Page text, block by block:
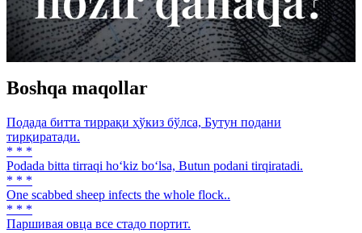
Boshqa maqollar
Подада битта тиррақи ҳўкиз бўлса, Бутун подани
тирқиратади.
* * *
Podada bitta tirraqi ho‘kiz bo‘lsa, Butun podani tirqiratadi.
* * *
One scabbed sheep infects the whole flock..
* * *
Паршивая овца все стадо портит.